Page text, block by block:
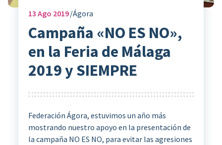
13 Ago 2019 Ágora
Campaña «NO ES NO»,
en la Feria de Málaga
2019 y SIEMPRE
Federación Ágora, estuvimos un año más
mostrando nuestro apoyo en la presentación de
la campaña NO ES NO, para evitar las agresiones